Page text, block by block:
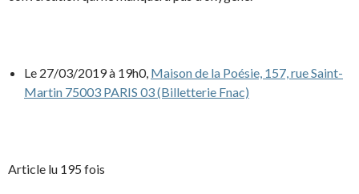
Le 27/03/2019 à 19h0, Maison de la Poésie, 157, rue Saint-
Martin 75003 PARIS 03 (Billetterie Fnac)
Article lu 195 fois